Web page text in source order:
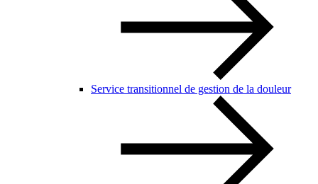
Service transitionnel de gestion de la douleur